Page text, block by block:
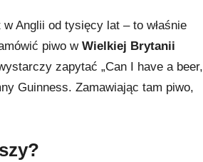
Anglii od tysięcy lat – to właśnie
piwo w Wielkiej Brytanii
zapytać „Can I have a beer,
Guinness. Zamawiając tam piwo,